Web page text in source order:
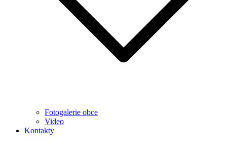
Fotogalerie obce
Video
Kontakty